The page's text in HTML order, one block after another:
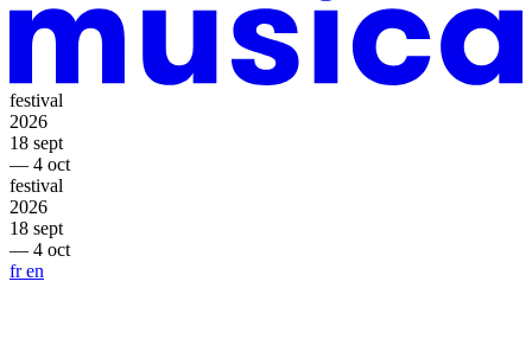
festival
2026
18 sept
— 4 oct
festival
2026
18 sept
— 4 oct
fren